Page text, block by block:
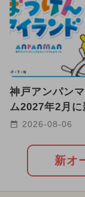
2024年5月
2024年7月
2025年9月
雨の日OK
2024年11月
2025年8月
2026年8月
神戸アンパン
ム2027年2月に
へ 海と冒険が
2026-08-06
新オ